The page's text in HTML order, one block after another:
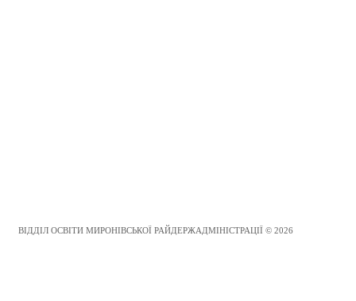
ВІДДІЛ ОСВІТИ МИРОНІВСЬКОЇ РАЙДЕРЖАДМІНІСТРАЦІЇ © 2026